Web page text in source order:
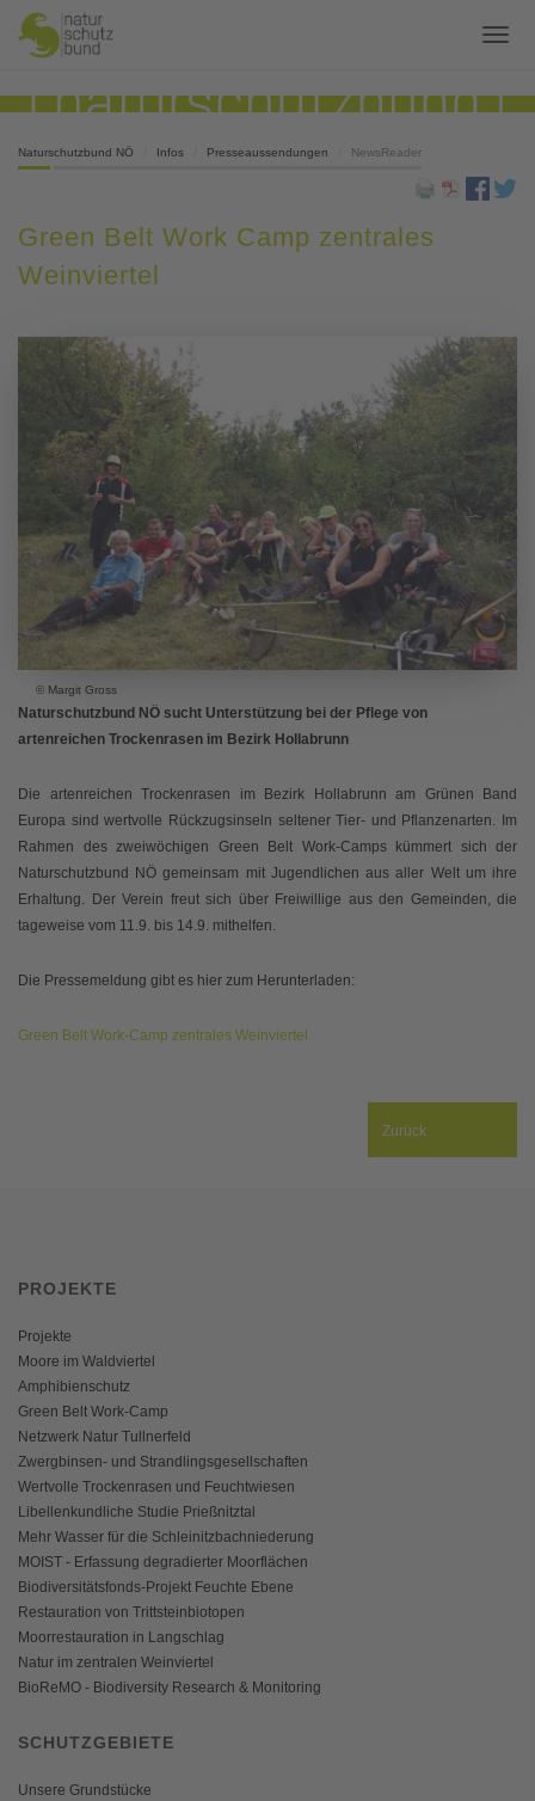
Naturschutzbund NÖ Infos Presseaussendungen NewsReader
Green Belt Work Camp zentrales
Weinviertel
© Margit Gross
Naturschutzbund NÖ sucht Unterstützung bei der Pflege von
artenreichen Trockenrasen im Bezirk Hollabrunn
Die artenreichen Trockenrasen im Bezirk Hollabrunn am Grünen Band
Europa sind wertvolle Rückzugsinseln seltener Tier- und Pflanzenarten. Im
Rahmen des zweiwöchigen Green Belt Work-Camps kümmert sich der
Naturschutzbund NÖ gemeinsam mit Jugendlichen aus aller Welt um ihre
Erhaltung. Der Verein freut sich über Freiwillige aus den Gemeinden, die
tageweise vom 11.9. bis 14.9. mithelfen.
Die Pressemeldung gibt es hier zum Herunterladen:
Green Belt Work-Camp zentrales Weinviertel
Zurück
PROJEKTE
Projekte
Moore im Waldviertel
Amphibienschutz
Green Belt Work-Camp
Netzwerk Natur Tullnerfeld
Zwergbinsen- und Strandlingsgesellschaften
Wertvolle Trockenrasen und Feuchtwiesen
Libellenkundliche Studie Prießnitztal
Mehr Wasser für die Schleinitzbachniederung
MOIST - Erfassung degradierter Moorflächen
Biodiversitätsfonds-Projekt Feuchte Ebene
Restauration von Trittsteinbiotopen
Moorrestauration in Langschlag
Natur im zentralen Weinviertel
BioReMO - Biodiversity Research & Monitoring
SCHUTZGEBIETE
Unsere Grundstücke